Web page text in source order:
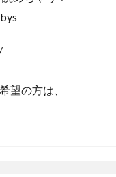
望の方は、